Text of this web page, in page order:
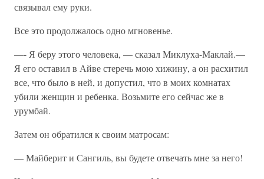
связывал ему руки.
Все это продолжалось одно мгновенье.
—- Я беру этого человека, — сказал Миклуха-Маклай.—
Я его оставил в Айве стеречь мою хижину, а он расхитил
все, что было в ней, и допустил, что в моих комнатах
убили женщин и ребенка. Возьмите его сейчас же в
урумбай.
Затем он обратился к своим матросам:
— Майберит и Сангиль, вы будете отвечать мне за него!